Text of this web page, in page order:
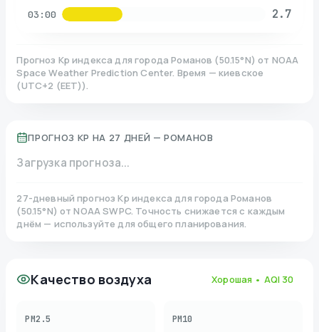
03:00 2.7
Прогноз Kp индекса для города Романов (50.15°N)от NOAA
Space Weather Prediction Center. Время — киевское
(UTC+2 (EET)).
ПРОГНОЗ KP НА 27 ДНЕЙ — РОМАНОВ
Загрузка прогноза...
27-дневный прогноз Kp индекса для города Романов
(50.15°N)от NOAA SWPC. Точность снижается с каждым
днём — используйте для общего планирования.
Качество воздуха Хорошая • AQI 30
PM2.5 PM10